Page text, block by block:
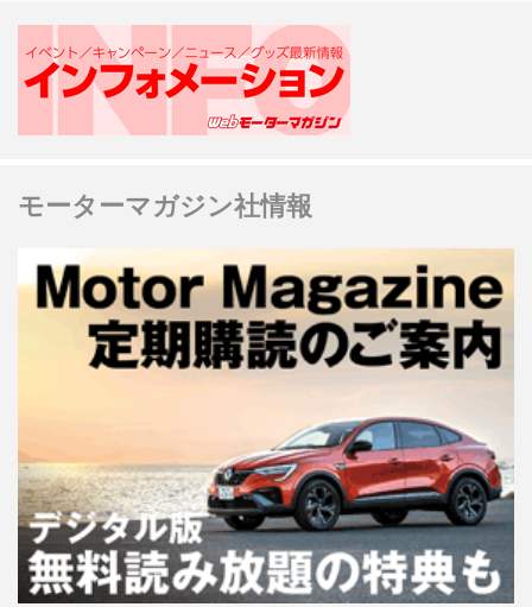
モーターマガジン社情報